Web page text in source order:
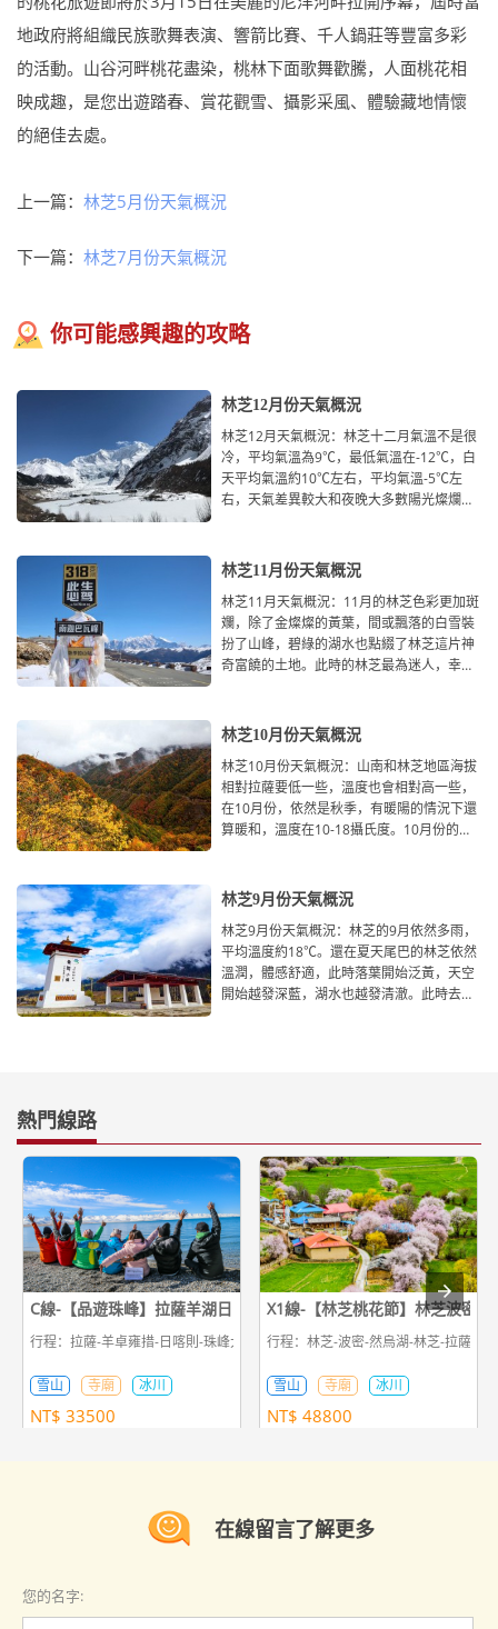
地政府將組織民族歌舞表演、響箭比賽、千人鍋莊等豐富多彩
的活動。山谷河畔桃花盡染，桃林下面歌舞歡騰，人面桃花相
映成趣，是您出遊踏春、賞花觀雪、攝影采風、體驗藏地情懷
的絕佳去處。
上一篇： 林芝5月份天氣概況
下一篇： 林芝7月份天氣概況
你可能感興趣的攻略
林芝12月份天氣概況
林芝12月天氣概況：林芝十二月氣溫不是很
冷，平均氣溫為9℃，最低氣溫在-12℃，白
天平均氣溫約10℃左右，平均氣溫-5℃左
右，天氣差異較大和夜晚大多數陽光燦爛的
林芝11月份天氣概況
林芝11月天氣概況：11月的林芝色彩更加斑
斕，除了金燦燦的黃葉，間或飄落的白雪裝
扮了山峰，碧綠的湖水也點綴了林芝這片神
奇富饒的土地。此時的林芝最為迷人，幸運
林芝10月份天氣概況
林芝10月份天氣概況：山南和林芝地區海拔
相對拉薩要低一些，溫度也會相對高一些，
在10月份，依然是秋季，有暖陽的情況下還
算暖和，溫度在10-18攝氏度。10月份的林
林芝9月份天氣概況
林芝9月份天氣概況：林芝的9月依然多雨，
平均溫度約18℃。還在夏天尾巴的林芝依然
溫潤，體感舒適，此時落葉開始泛黃，天空
開始越發深藍，湖水也越發清澈。此時去林
熱門線路
C線-【品遊珠峰】拉薩羊湖日喀則珠峰納木措9日遊
行程：拉薩-羊卓雍措-日喀則-珠峰大本營-日喀則-拉薩-納木錯-拉薩
雪山 寺廟 冰川
NT$ 33500
X1線-【林芝桃花節】林芝波密
行程：林芝-波密-然烏湖-林芝-拉薩-羊
雪山 寺廟 冰川
NT$ 48800
在線留言了解更多
您的名字: